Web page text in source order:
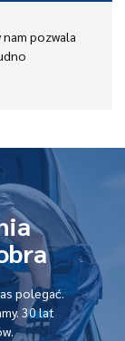
pozwala
polegać.
30 lat